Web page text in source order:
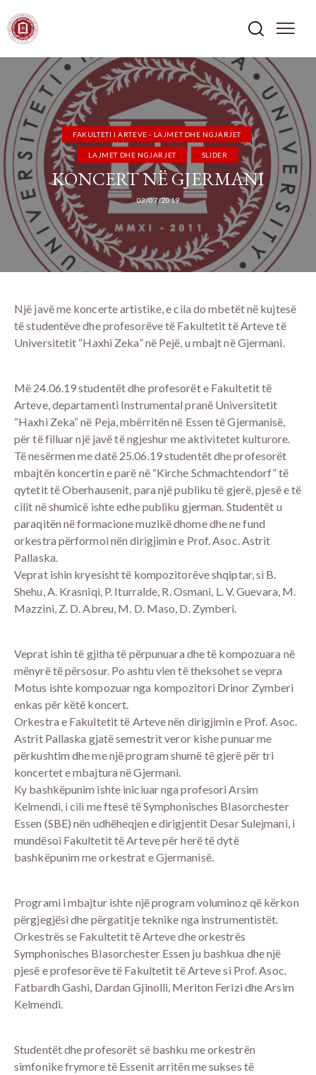
FAKULTETI I ARTEVE - LAJMET DHE NGJARJET
LAJMET DHE NGJARJET SLIDER
KONCERT NË GJERMANI
03/07/2019
Një javë me koncerte artistike, e cila do mbetët në kujtesë
të studentëve dhe profesorëve të Fakultetit të Arteve të
Universitetit “Haxhi Zeka” në Pejë, u mbajt në Gjermani.
Më 24.06.19 studentët dhe profesorët e Fakultetit të
Arteve, departamenti Instrumental pranë Universitetit
“Haxhi Zeka” në Peja, mbërritën në Essen të Gjermanisë,
për të filluar një javë të ngjeshur me aktivitetet kulturore.
Të nesërmen me datë 25.06.19 studentët dhe profesorët
mbajtën koncertin e parë në “Kirche Schmachtendorf” të
qytetit të Oberhausenit, para një publiku të gjerë, pjesë e të
cilit në shumicë ishte edhe publiku gjerman. Studentët u
paraqitën në formacione muzikë dhome dhe ne fund
orkestra përformoi nën dirigjimin e Prof. Asoc. Astrit
Pallaska.
Veprat ishin kryesisht të kompozitorëve shqiptar, si B.
Shehu, A. Krasniqi, P. Iturralde, R. Osmani, L. V. Guevara, M.
Mazzini, Z. D. Abreu, M. D. Maso, D. Zymberi.
Veprat ishin të gjitha të përpunuara dhe të kompozuara në
mënyrë të përsosur. Po ashtu vlen të theksohet se vepra
Motus ishte kompozuar nga kompozitori Drinor Zymberi
enkas për këtë koncert.
Orkestra e Fakultetit të Arteve nën dirigjimin e Prof. Asoc.
Astrit Pallaska gjatë semestrit veror kishe punuar me
përkushtim dhe me një program shumë të gjerë për tri
koncertet e mbajtura në Gjermani.
Ky bashkëpunim ishte iniciuar nga profesori Arsim
Kelmendi, i cili me ftesë të Symphonisches Blasorchester
Essen (SBE) nën udhëheqjen e dirigjentit Desar Sulejmani, i
mundësoi Fakultetit të Arteve për herë të dytë
bashkëpunim me orkestrat e Gjermanisë.
Programi i mbajtur ishte një program voluminoz që kërkon
përgjegjësi dhe përgatitje teknike nga instrumentistët.
Orkestrës se Fakultetit të Arteve dhe orkestrës
Symphonisches Blasorchester Essen ju bashkua dhe një
pjesë e profesorëve të Fakultetit të Arteve si Prof. Asoc.
Fatbardh Gashi, Dardan Gjinolli, Meriton Ferizi dhe Arsim
Kelmendi.
Studentët dhe profesorët së bashku me orkestrën
simfonike frymore të Essenit arritën me sukses të